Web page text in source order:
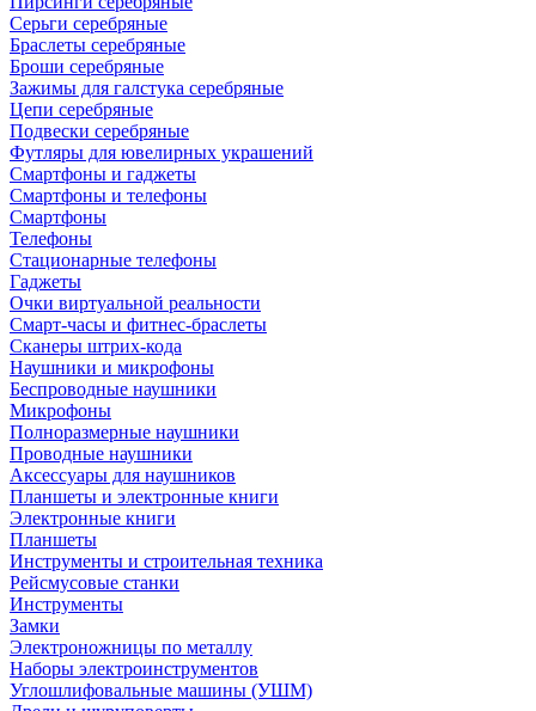
Серьги серебряные
Браслеты серебряные
Броши серебряные
Зажимы для галстука серебряные
Цепи серебряные
Подвески серебряные
Футляры для ювелирных украшений
Смартфоны и гаджеты
Смартфоны и телефоны
Смартфоны
Телефоны
Стационарные телефоны
Гаджеты
Очки виртуальной реальности
Смарт-часы и фитнес-браслеты
Сканеры штрих-кода
Наушники и микрофоны
Беспроводные наушники
Микрофоны
Полноразмерные наушники
Проводные наушники
Аксессуары для наушников
Планшеты и электронные книги
Электронные книги
Планшеты
Инструменты и строительная техника
Рейсмусовые станки
Инструменты
Замки
Электроножницы по металлу
Наборы электроинструментов
Углошлифовальные машины (УШМ)